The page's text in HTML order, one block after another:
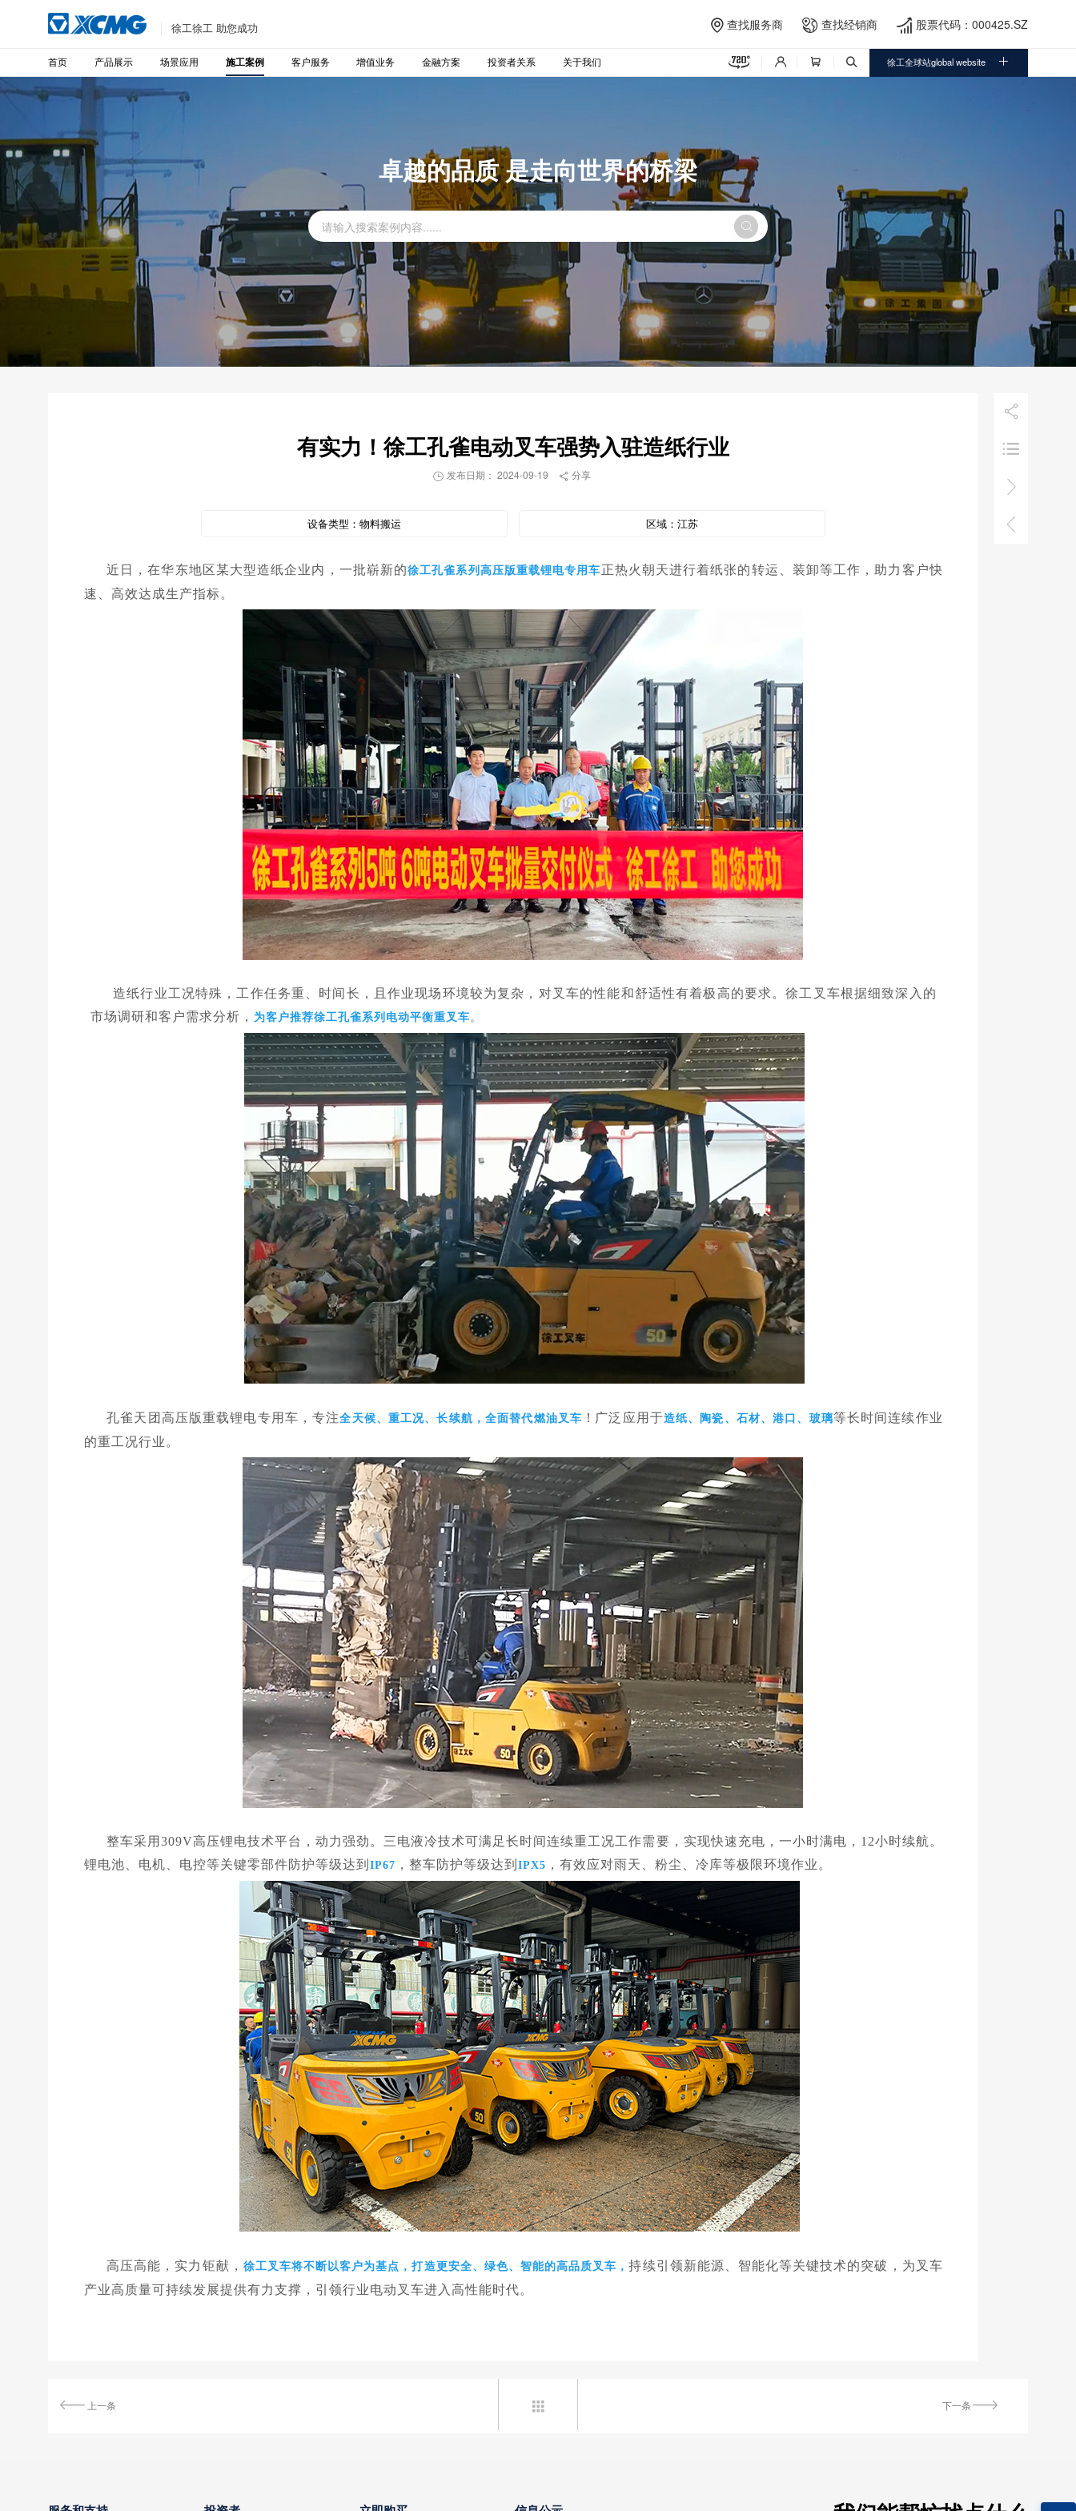
徐工徐工 助您成功  查找服务商  查找经销商  股票代码：000425.SZ
首页 产品展示 场景应用 施工案例 客户服务 增值业务 金融方案 投资者关系 关于我们     徐工全球站global website 
卓越的品质 是走向世界的桥梁





有实力！徐工孔雀电动叉车强势入驻造纸行业
 发布日期： 2024-09-19  分享
设备类型：物料搬运 区域：江苏
近日，在华东地区某大型造纸企业内，一批崭新的徐工孔雀系列高压版重载锂电专用车 正热火朝天进行着纸张的转运、装卸等工作，助力客户快
速、高效达成生产指标。
造纸行业工况特殊，工作任务重 、时间长，且作业现场环境较为复杂，对叉车的性能和舒适性有着极高的要求。徐工叉车根据细致深入的
市场调研和客户需求分析， 为客户推荐徐工孔雀系列电动平衡重叉车。
孔雀天团高压版重载锂电专用车，专注全天候、重工况、长续航，全面替代燃油叉车 ！ 广泛应用于造纸、陶瓷、石材、港口、玻璃等长时间连续作业
的重工况行业。
整车采用309V高压锂电技术平台，动力强劲。三电液冷技术可满足长时间连续重工况工作需要，实现快速充电，一小时满电，12小时续航。
锂电池、 电机、电控等关键零部件防护等级达到IP67 ，整车防护等级达到IPX5 ，有效应对雨天、粉尘、冷库等极限环境作业。
高压高能，实力钜献， 徐工叉车将不断以客户为基点，打造更安全、绿色、智能的高品质叉车，持续引领新能源、智能化等关键技术的突破，为叉车
产业高质量可持续发展提供有力支撑，引领行业电动叉车进入高性能时代。
上一条 下一条
